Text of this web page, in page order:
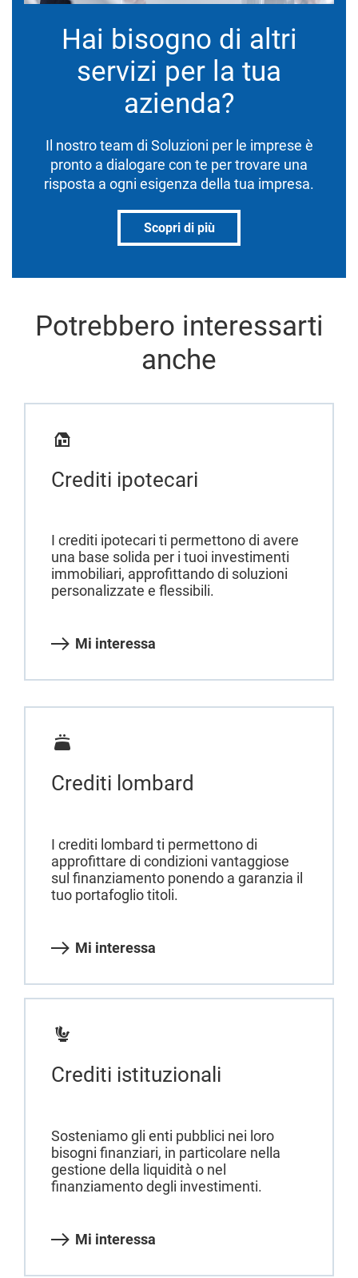
Hai bisogno di altri
servizi per la tua
azienda?
Il nostro team di Soluzioni per le imprese è
pronto a dialogare con te per trovare una
risposta a ogni esigenza della tua impresa.
Scopri di più
Potrebbero interessarti
anche
Crediti ipotecari
I crediti ipotecari ti permettono di avere
una base solida per i tuoi investimenti
immobiliari, approfittando di soluzioni
personalizzate e flessibili.
Mi interessa
Crediti lombard
I crediti lombard ti permettono di
approfittare di condizioni vantaggiose
sul finanziamento ponendo a garanzia il
tuo portafoglio titoli.
Mi interessa
Crediti istituzionali
Sosteniamo gli enti pubblici nei loro
bisogni finanziari, in particolare nella
gestione della liquidità o nel
finanziamento degli investimenti.
Mi interessa